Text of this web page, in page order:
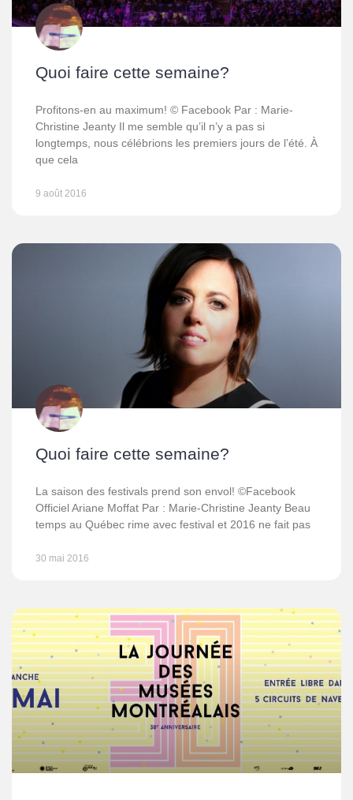
Quoi faire cette semaine?
Profitons-en au maximum! © Facebook Par : Marie-
Christine Jeanty Il me semble qu’il n’y a pas si
longtemps, nous célébrions les premiers jours de l’été. À
que cela
9 août 2016
Quoi faire cette semaine?
La saison des festivals prend son envol! ©Facebook
Officiel Ariane Moffat Par : Marie-Christine Jeanty Beau
temps au Québec rime avec festival et 2016 ne fait pas
30 mai 2016